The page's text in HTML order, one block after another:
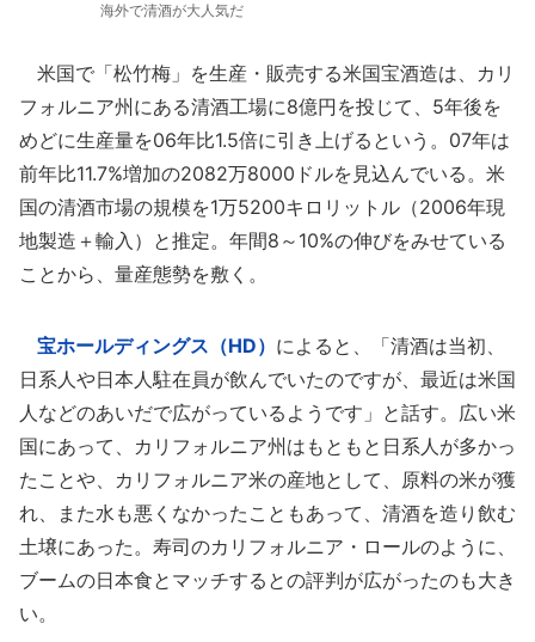
海外で清酒が大人気だ
米国で「松竹梅」を生産・販売する米国宝酒造は、カリ
フォルニア州にある清酒工場に8億円を投じて、5年後を
めどに生産量を06年比1.5倍に引き上げるという。07年は
前年比11.7%増加の2082万8000ドルを見込んでいる。米
国の清酒市場の規模を1万5200キロリットル（2006年現
地製造＋輸入）と推定。年間8～10%の伸びをみせている
ことから、量産態勢を敷く。
宝ホールディングス（HD） によると、「清酒は当初、
日系人や日本人駐在員が飲んでいたのですが、最近は米国
人などのあいだで広がっているようです」と話す。広い米
国にあって、カリフォルニア州はもともと日系人が多かっ
たことや、カリフォルニア米の産地として、原料の米が獲
れ、また水も悪くなかったこともあって、清酒を造り飲む
土壌にあった。寿司のカリフォルニア・ロールのように、
ブームの日本食とマッチするとの評判が広がったのも大き
い。